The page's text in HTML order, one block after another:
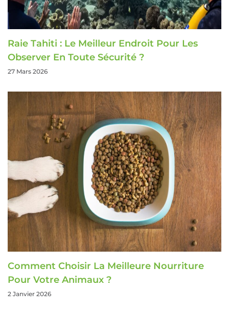
Raie Tahiti : Le Meilleur Endroit Pour Les
Observer En Toute Sécurité ?
27 Mars 2026
Comment Choisir La Meilleure Nourriture
Pour Votre Animaux ?
2 Janvier 2026